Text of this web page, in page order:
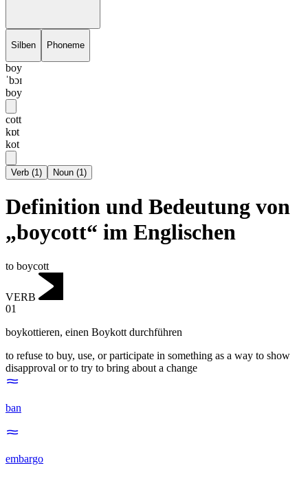
Silben Phoneme
boy
ˈbɔɪ
boy
cott
kɒt
kot
Verb (1) Noun (1)
Definition und Bedeutung von
„boycott“ im Englischen
to boycott
VERB
01
boykottieren, einen Boykott durchführen
to refuse to buy, use, or participate in something as a way to show
disapproval or to try to bring about a change
ban
embargo